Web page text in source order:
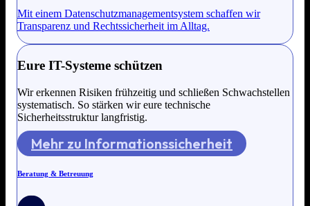
Mit einem Datenschutzmanagementsystem schaffen wir
Transparenz und Rechtssicherheit im Alltag.
Eure IT-Systeme schützen
Wir erkennen Risiken frühzeitig und schließen Schwachstellen
systematisch. So stärken wir eure technische
Sicherheitsstruktur langfristig.
Mehr zu Informationssicherheit
Beratung & Betreuung